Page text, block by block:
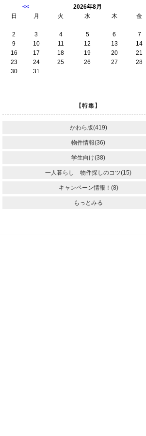
<<
2026年8月
日
月 火 水 木 金
2
3 4 5 6 7
9
10 11 12 13 14
16
17 18 19 20 21
23
24 25 26 27 28
30
31
【特集】
かわら版(419)
物件情報(36)
学生向け(38)
一人暮らし 物件探しのコツ(15)
キャンペーン情報！(8)
もっとみる